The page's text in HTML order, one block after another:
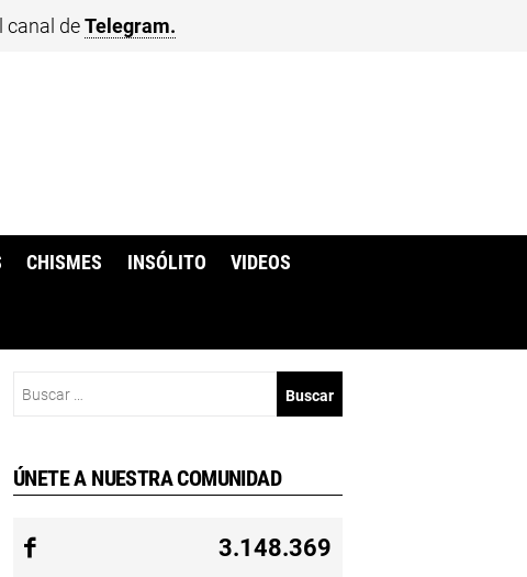
canal deTelegram.
CHISMES INSÓLITO VIDEOS
ÚNETE A NUESTRA COMUNIDAD
3.148.369